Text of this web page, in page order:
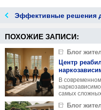
Эффективные решения
ПОХОЖИЕ ЗАПИСИ:
Блог
Центр
В
самых
Блог